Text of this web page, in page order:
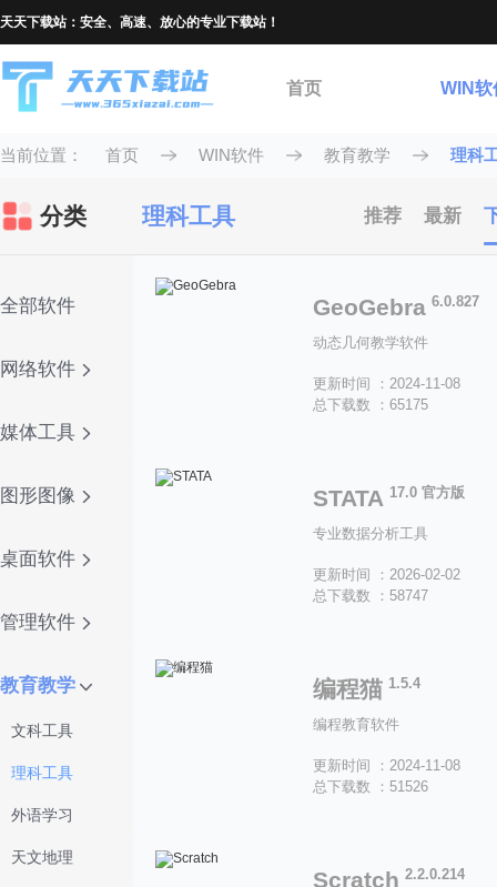
天天下载站：安全、高速、放心的专业下载站！
首页 WIN软
当前位置： 首页 WIN软件 教育教学 理科
分类 理科工具 推荐 最新
全部软件
网络软件
媒体工具
图形图像
桌面软件
管理软件
教育教学
文科工具
理科工具
外语学习
天文地理
GeoGebra 6.0.827
动态几何教学软件
更新时间 ：2024-11-08
总下载数 ：65175
STATA 17.0 官方版
专业数据分析工具
更新时间 ：2026-02-02
总下载数 ：58747
编程猫 1.5.4
编程教育软件
更新时间 ：2024-11-08
总下载数 ：51526
Scratch 2.2.0.214